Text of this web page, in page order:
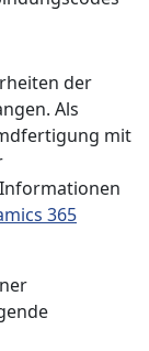
der
Als
mit
365